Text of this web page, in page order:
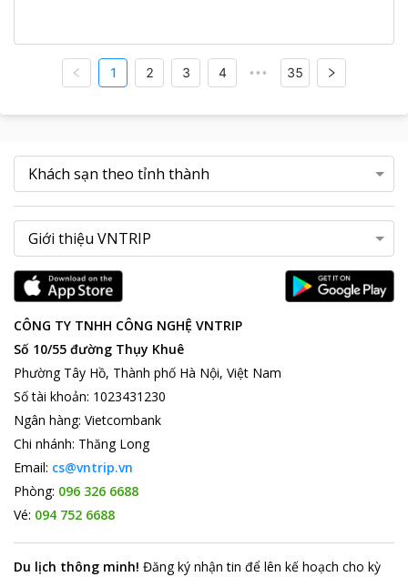
1 2 3 4 ••• 35
CÔNG TY TNHH CÔNG NGHỆ VNTRIP
Số 10/55 đường Thụy Khuê
Phường Tây Hồ, Thành phố Hà Nội, Việt Nam
Số tài khoản: 1023431230
Ngân hàng: Vietcombank
Chi nhánh: Thăng Long
Email: cs@vntrip.vn
Phòng: 096 326 6688
Vé: 094 752 6688
Du lịch thông minh! Đăng ký nhận tin để lên kế hoạch cho kỳ